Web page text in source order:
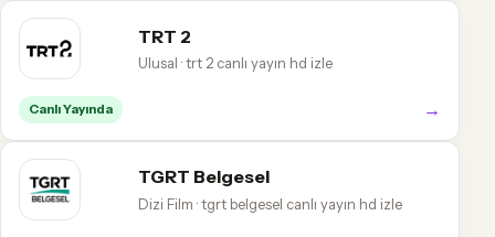
TRT 2
Ulusal · trt 2 canlı yayın hd izle
Canlı Yayında →
TGRT Belgesel
Dizi Film · tgrt belgesel canlı yayın hd izle